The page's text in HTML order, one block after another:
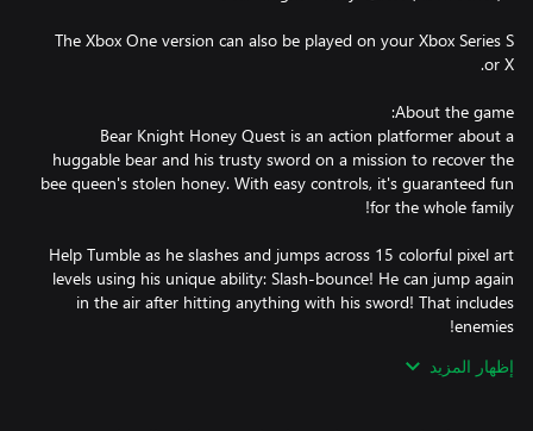
The Xbox One version can also be played on your Xbox Series S
Bear Knight Honey Quest is an action platformer about a
huggable bear and his trusty sword on a mission to recover the
bee queen's stolen honey. With easy controls, it's guaranteed fun
Help Tumble as he slashes and jumps across 15 colorful pixel art
levels using his unique ability: Slash-bounce! He can jump again
in the air after hitting anything with his sword! That includes
There's no time pressure to complete each level in the game, but
إظهار المزيد